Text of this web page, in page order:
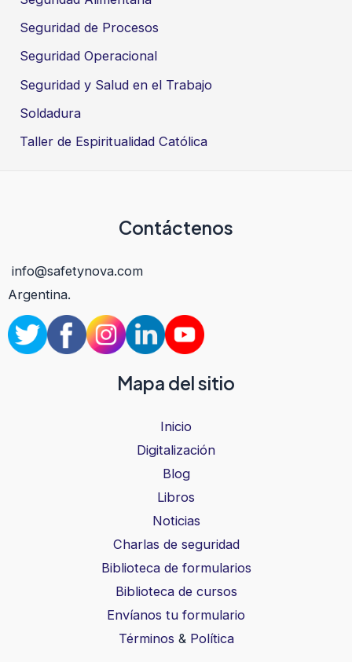
Seguridad de Procesos
Seguridad Operacional
Seguridad y Salud en el Trabajo
Soldadura
Taller de Espiritualidad Católica
Contáctenos
info@safetynova.com
Argentina.
Mapa del sitio
Inicio
Digitalización
Blog
Libros
Noticias
Charlas de seguridad
Biblioteca de formularios
Biblioteca de cursos
Envíanos tu formulario
Términos & Política